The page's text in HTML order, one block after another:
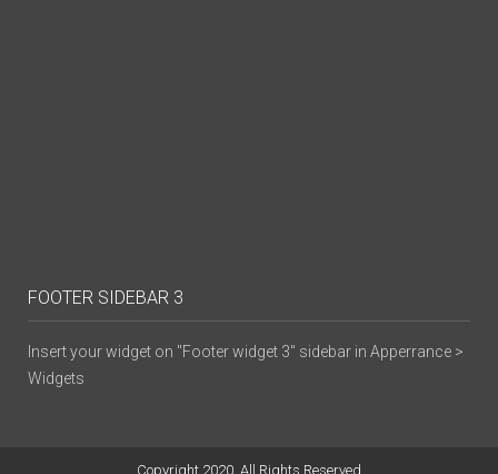
FOOTER SIDEBAR 3
Insert your widget on "Footer widget 3" sidebar in Apperrance >
Widgets
Copyright 2020. All Rights Reserved